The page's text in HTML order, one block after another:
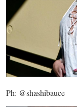
Ph: @shashibauce